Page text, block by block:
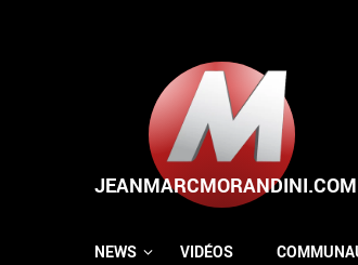
NEWS VIDÉOS